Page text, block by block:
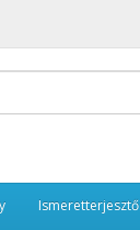
Ismeretterjesztő